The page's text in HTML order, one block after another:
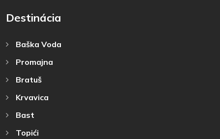
Destinácia
Baška Voda
Promajna
Bratuš
Krvavica
Bast
Topići